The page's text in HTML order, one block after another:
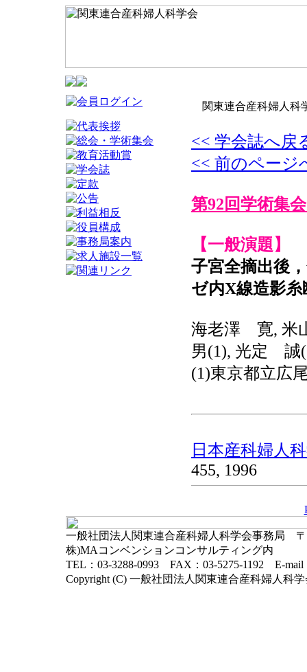
関東連合産科婦人科
<< 学会誌へ戻
<< 前のページ
第92回学術集会
【一般演題】
子宮全摘出後
ゼ内X線造影
海老澤 寛,
男(1), 光定 誠
(1)東京都立広
日本産科婦人
455, 1996
一般社団法人関東連合産科婦人科学会事務局 〒
株)MAコンベンションコンサルティング内
TEL：03-3288-0993 FAX：03-5275-1192 E-mail
Copyright (C) 一般社団法人関東連合産科婦人科